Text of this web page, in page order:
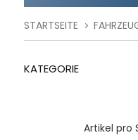
STARTSEITE
KATEGORIE
Artikel pro